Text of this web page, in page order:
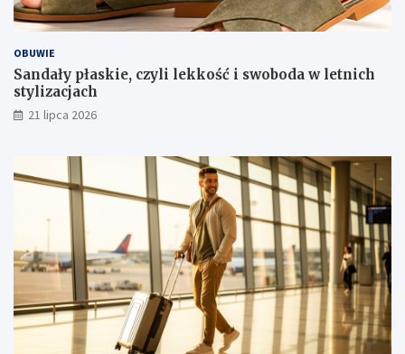
OBUWIE
Sandały płaskie, czyli lekkość i swoboda w letnich
stylizacjach
21 lipca 2026